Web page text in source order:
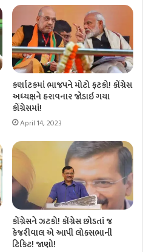
કર્ણાટકમાં ભાજપને મોટો ફટકો! કોંગ્રેસ
અધ્યક્ષને હરાવનાર જોડાઇ ગયા
કોંગ્રેસમાં!
April 14, 2023
કોંગ્રેસને ઝટકો! કોંગ્રેસ છોડતાં જ
કેજરીવાલ એ આપી લોકસભાની
ટિકિટ! જાણો!